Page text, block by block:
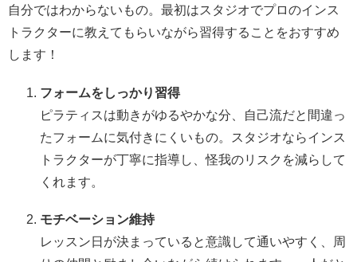
自分ではわからないもの。最初はスタジオでプロのインス
トラクターに教えてもらいながら習得することをおすすめ
します！
フォームをしっかり習得
ピラティスは動きがゆるやかな分、自己流だと間違っ
たフォームに気付きにくいもの。スタジオならインス
トラクターが丁寧に指導し、怪我のリスクを減らして
くれます。
モチベーション維持
レッスン日が決まっていると意識して通いやすく、周